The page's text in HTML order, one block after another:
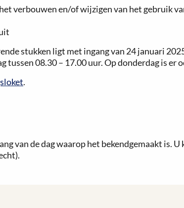
verbouwen en/of wijzigen van het gebruik
stukken ligt met ingang van 24 januari
tussen 08.30 – 17.00 uur. Op donderdag is er
.
van de dag waarop het bekendgemaakt is.